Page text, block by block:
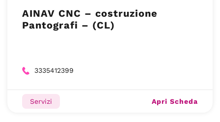
AINAV CNC – costruzione
Pantografi – (CL)
3335412399
Servizi Apri Scheda